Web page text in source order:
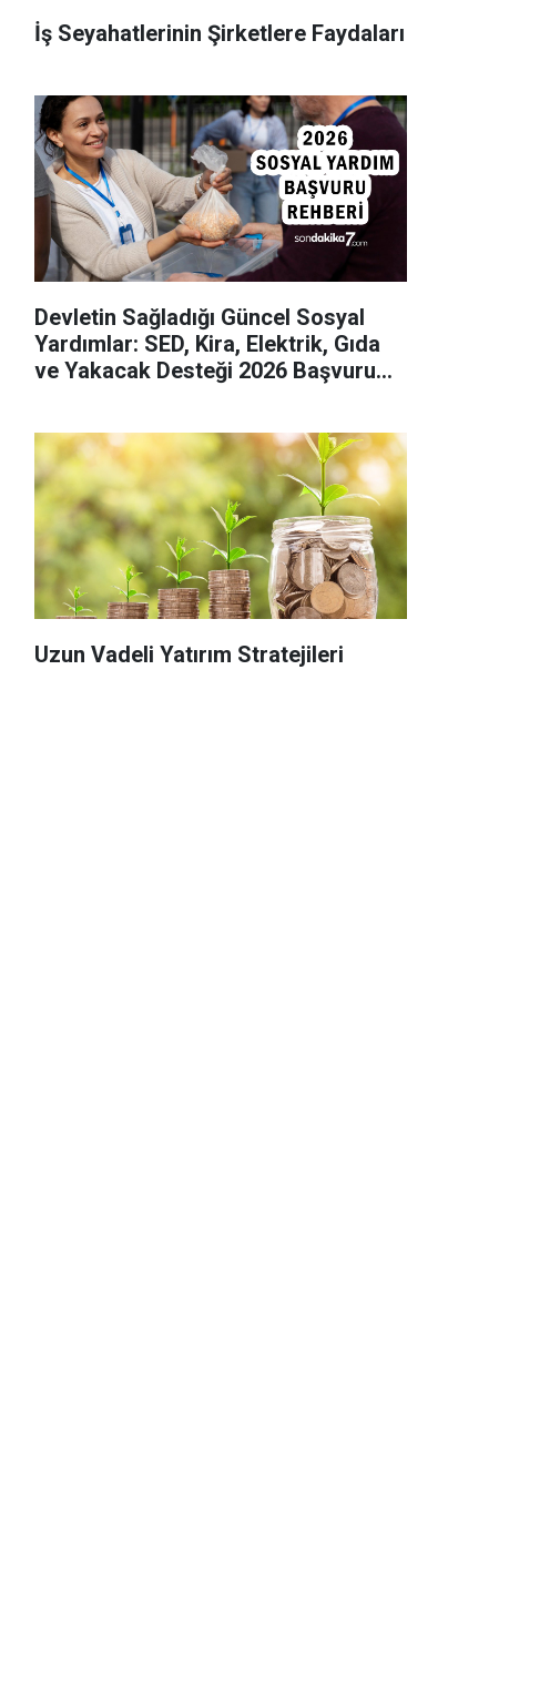
İş Seyahatlerinin Şirketlere Faydaları
Devletin Sağladığı Güncel Sosyal
Yardımlar: SED, Kira, Elektrik, Gıda
ve Yakacak Desteği 2026 Başvuru
Uzun Vadeli Yatırım Stratejileri